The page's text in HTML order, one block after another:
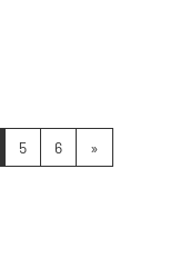
5 6 »